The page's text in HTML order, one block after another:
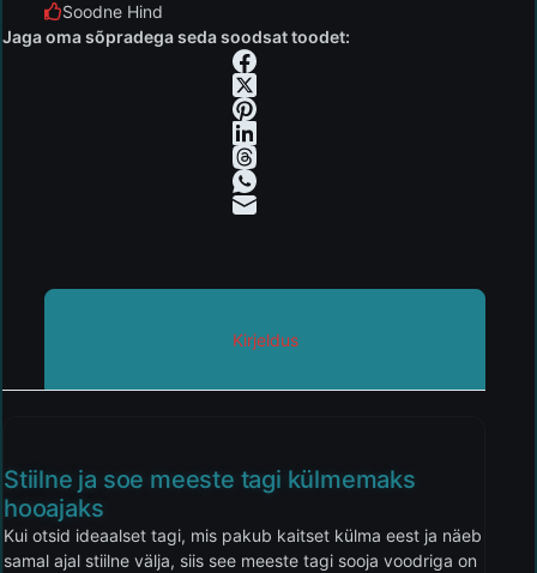
Soodne Hind
Jaga oma sõpradega seda soodsat toodet:
Kirjeldus
Stiilne ja soe meeste tagi külmemaks
hooajaks
Kui otsid ideaalset tagi, mis pakub kaitset külma eest ja näeb
samal ajal stiilne välja, siis see meeste tagi sooja voodriga on